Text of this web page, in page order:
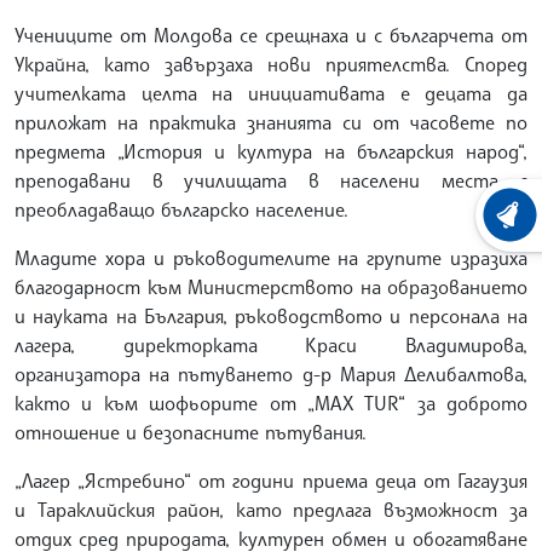
Учениците от Молдова се срещнаха и с българчета от
Украйна, като завързаха нови приятелства. Според
учителката целта на инициативата е децата да
приложат на практика знанията си от часовете по
предмета „История и култура на българския народ“,
преподавани в училищата в населени места с
преобладаващо българско население.
Младите хора и ръководителите на групите изразиха
благодарност към Министерството на образованието
и науката на България, ръководството и персонала на
лагера, директорката Краси Владимирова,
организатора на пътуването д-р Мария Делибалтова,
както и към шофьорите от „MAX TUR“ за доброто
отношение и безопасните пътувания.
„Лагер „Ястребино“ от години приема деца от Гагаузия
и Тараклийския район, като предлага възможност за
отдих сред природата, културен обмен и обогатяване